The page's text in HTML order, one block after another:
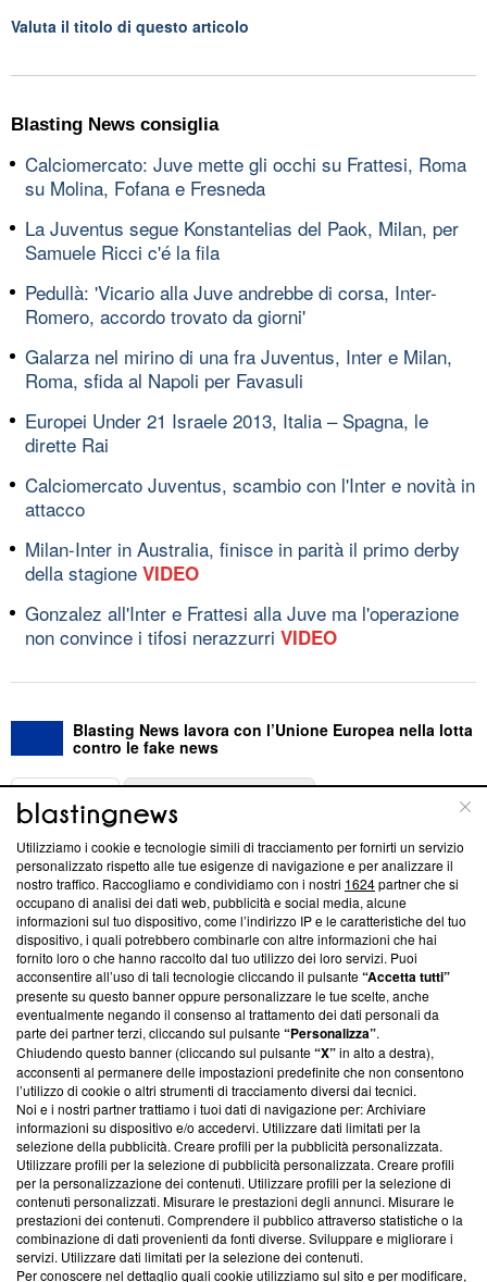
Valuta il titolo di questo articolo
Blasting News consiglia
Calciomercato: Juve mette gli occhi su Frattesi, Roma
su Molina, Fofana e Fresneda
La Juventus segue Konstantelias del Paok, Milan, per
Samuele Ricci c'é la fila
Pedullà: 'Vicario alla Juve andrebbe di corsa, Inter-
Romero, accordo trovato da giorni'
Galarza nel mirino di una fra Juventus, Inter e Milan,
Roma, sfida al Napoli per Favasuli
Europei Under 21 Israele 2013, Italia – Spagna, le
dirette Rai
Calciomercato Juventus, scambio con l'Inter e novità in
attacco
Milan-Inter in Australia, finisce in parità il primo derby
della stagione VIDEO
Gonzalez all'Inter e Frattesi alla Juve ma l'operazione
non convince i tifosi nerazzurri VIDEO
Blasting News lavora con l’Unione Europea nella lotta
contro le fake news
ABOUT
Questa sezione offre informazioni trasparenti su Blasting
News, sui nostri processi editoriali e su come ci impegniamo a
creare news di qualità. Inoltre, afferma la nostra aderenza a
‘Trust Project - News with Integrity’Blasting News non è
ancora membro del programma, ma ha richiesto di farne
parte; Trust Project non ha ancora effettuato una verifica di
conformità agli standard.
Su di noi
Team editoriale
Corporate
Redazione
Informativa Privacy
Cookie Policy
Blasting SA, IDI CHE-247.845.224, Via Carlo Frasca, 3 - 6900
Utilizziamo i cookie e tecnologie simili di tracciamento per fornirti un servizio
personalizzato rispetto alle tue esigenze di navigazione e per analizzare il
nostro traffico. Raccogliamo e condividiamo con i nostri 1624partner che si
occupano di analisi dei dati web, pubblicità e social media, alcune
informazioni sul tuo dispositivo, come l’indirizzo IP e le caratteristiche del tuo
dispositivo, i quali potrebbero combinarle con altre informazioni che hai
fornito loro o che hanno raccolto dal tuo utilizzo dei loro servizi. Puoi
acconsentire all’uso di tali tecnologie cliccando il pulsante“Accetta tutti”
presente su questo banner oppure personalizzare le tue scelte, anche
eventualmente negando il consenso al trattamento dei dati personali da
parte dei partner terzi, cliccando sul pulsante“Personalizza”.
Chiudendo questo banner (cliccando sul pulsante“X”in alto a destra),
acconsenti al permanere delle impostazioni predefinite che non consentono
l’utilizzo di cookie o altri strumenti di tracciamento diversi dai tecnici.
Noi e i nostri partner trattiamo i tuoi dati di navigazione per: Archiviare
informazioni su dispositivo e/o accedervi. Utilizzare dati limitati per la
selezione della pubblicità. Creare profili per la pubblicità personalizzata.
Utilizzare profili per la selezione di pubblicità personalizzata. Creare profili
per la personalizzazione dei contenuti. Utilizzare profili per la selezione di
contenuti personalizzati. Misurare le prestazioni degli annunci. Misurare le
prestazioni dei contenuti. Comprendere il pubblico attraverso statistiche o la
combinazione di dati provenienti da fonti diverse. Sviluppare e migliorare i
servizi. Utilizzare dati limitati per la selezione dei contenuti.
Per conoscere nel dettaglio quali cookie utilizziamo sul sito e per modificare,